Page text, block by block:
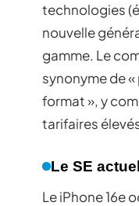
technologies
nouvelle
gamme. Le
synonyme de
format », y
tarifaires
Le SE
Le iPhone 16e